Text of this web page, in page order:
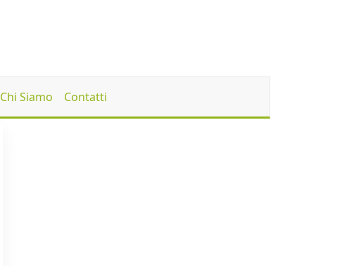
Chi Siamo Contatti